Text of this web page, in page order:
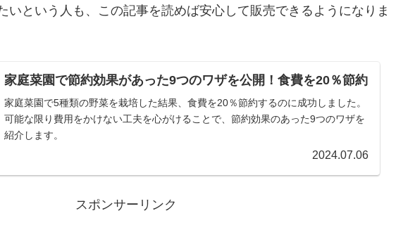
いという人も、この記事を読めば安心して販売できるようになりま
家庭菜園で節約効果があった9つのワザを公開！食費を20％節約
家庭菜園で5種類の野菜を栽培した結果、食費を20％節約するのに成功しました。
可能な限り費用をかけない工夫を心がけることで、節約効果のあった9つのワザを
紹介します。
2024.07.06
スポンサーリンク